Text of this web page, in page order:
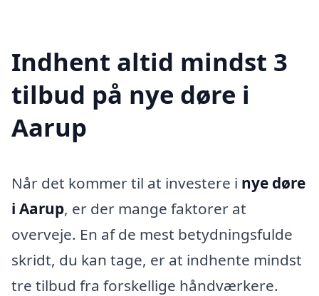
Indhent altid mindst 3
tilbud på nye døre i
Aarup
Når det kommer til at investere i nye døre
i Aarup, er der mange faktorer at
overveje. En af de mest betydningsfulde
skridt, du kan tage, er at indhente mindst
tre tilbud fra forskellige håndværkere.